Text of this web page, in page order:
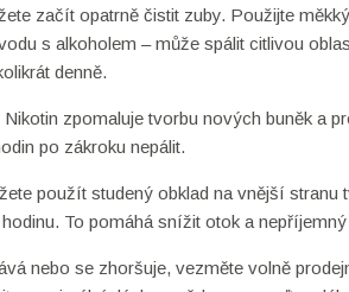
začít opatrně čistit zuby. Použijte
s alkoholem – může spálit citlivou
denně.
zpomaluje tvorbu nových buněk a
po zákroku nepálit.
použít studený obklad na vnější
hodinu. To pomáhá snížit otok a
nebo se zhoršuje, vezměte volně